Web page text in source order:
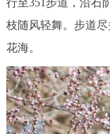
枝随风轻舞。步道
花海。